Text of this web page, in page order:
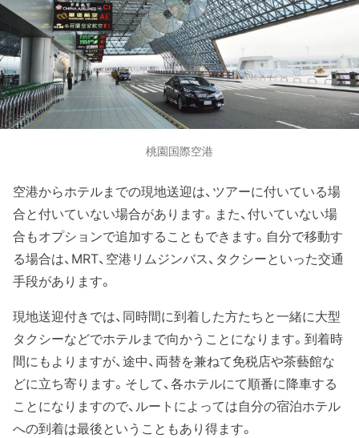
桃園国際空港
空港からホテルまでの現地送迎は、ツアーに付いている場
合と付いていない場合があります。また、付いていない場
合もオプションで追加することもできます。自分で移動す
る場合は、MRT、空港リムジンバス、タクシーといった交通
手段があります。
現地送迎付きでは、同時間に到着した方たちと一緒に大型
タクシーなどでホテルまで向かうことになります。到着時
間にもよりますが、途中、両替を兼ねて免税店や茶藝館な
どに立ち寄ります。そして、各ホテルにて順番に降車する
ことになりますので、ルートによっては自分の宿泊ホテル
への到着は最後ということもあり得ます。